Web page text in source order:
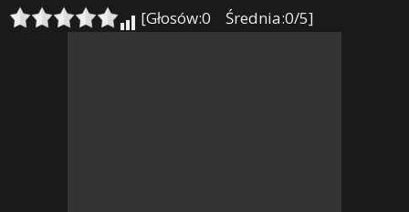
[Głosów:0 Średnia:0/5]